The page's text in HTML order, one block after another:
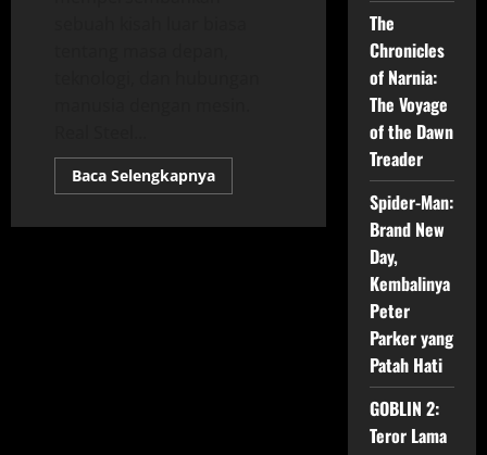
Baca SelengkapnyaRead
more
The
Chronicles
of Narnia:
The Voyage
of the Dawn
Treader
Spider-Man:
Brand New
Day,
Kembalinya
Peter
Parker yang
Patah Hati
GOBLIN 2:
Teror Lama